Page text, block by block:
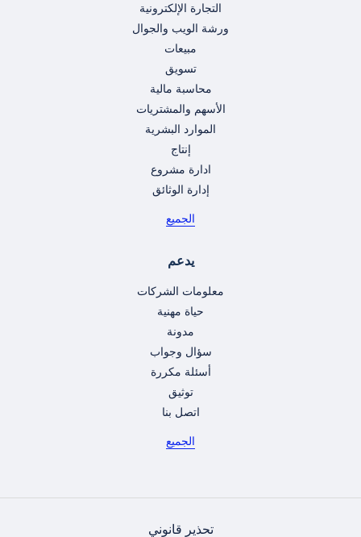
التجارة الإلكترونية
ورشة الويب والجوال
مبيعات
تسويق
محاسبة مالية
الأسهم والمشتريات
الموارد البشرية
إنتاج
ادارة مشروع
إدارة الوثائق
الجميع
يدعم
معلومات الشركات
حياة مهنية
مدونة
سؤال وجواب
أسئلة مكررة
توثيق
اتصل بنا
الجميع
تحذير قانوني